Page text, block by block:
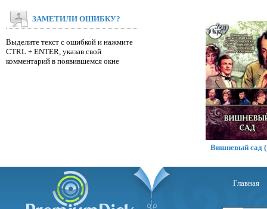
Вишневый сад
ЗАМЕТИЛИ ОШИБКУ?
Выделите текст с ошибкой и нажмите
CTRL + ENTER, указав свой
комментарий в появившемся окне
Главная